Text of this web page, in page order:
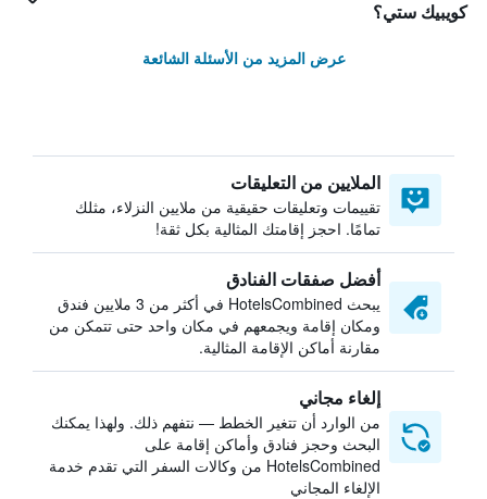
كويبيك ستي؟
عرض المزيد من الأسئلة الشائعة
الملايين من التعليقات
تقييمات وتعليقات حقيقية من ملايين النزلاء، مثلك
تمامًا. احجز إقامتك المثالية بكل ثقة!
أفضل صفقات الفنادق
يبحث HotelsCombined في أكثر من 3 ملايين فندق
ومكان إقامة ويجمعهم في مكان واحد حتى تتمكن من
مقارنة أماكن الإقامة المثالية.
إلغاء مجاني
من الوارد أن تتغير الخطط — نتفهم ذلك. ولهذا يمكنك
البحث وحجز فنادق وأماكن إقامة على
HotelsCombined من وكالات السفر التي تقدم خدمة
الإلغاء المجاني